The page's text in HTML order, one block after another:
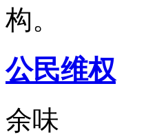
构。
公民维权
余味